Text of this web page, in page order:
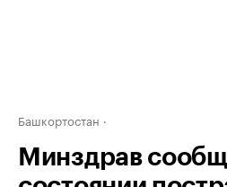
Башкортостан
Минздрав